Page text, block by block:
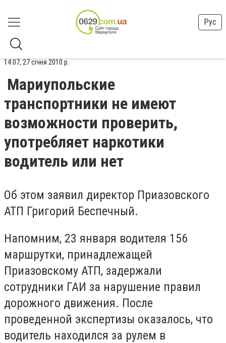
Рус
14:07, 27 січня 2010 р.
Мариупольские
транспортники не имеют
возможности проверить,
употребляет наркотики
водитель или нет
Об этом заявил директор Приазовского
АТП Григорий Беспечный.
Напомним, 23 января водителя 156
маршрутки, принадлежащей
Приазовскому АТП, задержали
сотрудники ГАИ за нарушение правил
дорожного движения. После
проведенной экспертизы оказалось, что
водитель находился за рулем в